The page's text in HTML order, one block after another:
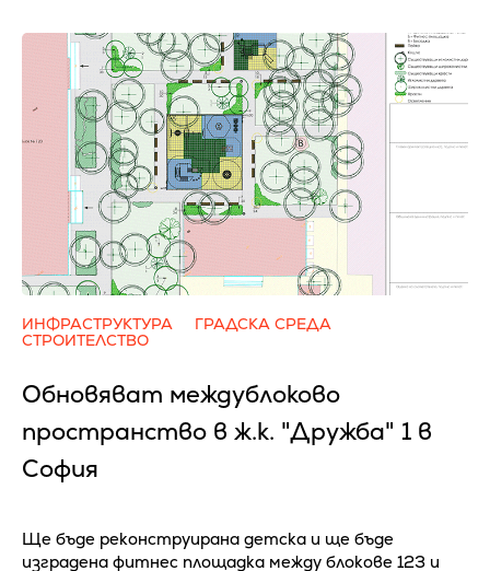
ИНФРАСТРУКТУРА
ГРАДСКА СРЕДА
СТРОИТЕЛСТВО
Обновяват междублоково
пространство в ж.к. "Дружба" 1 в
София
Ще бъде реконструирана детска и ще бъде
изградена фитнес площадка между блокове 123 и